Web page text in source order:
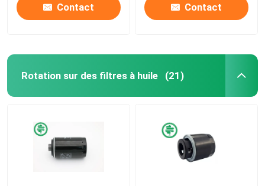
Contact Contact
Rotation sur des filtres à huile (21)